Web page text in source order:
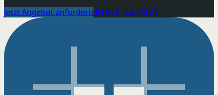
Jetzt Angebot anfordern 01579 2637179